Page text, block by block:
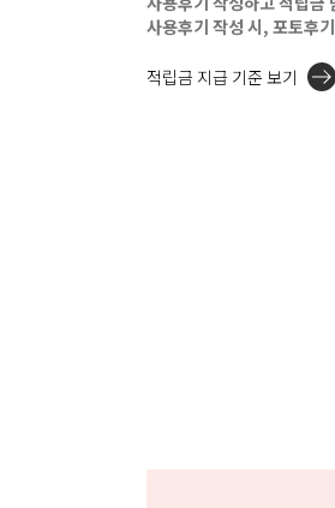
사용후기 작성 시, 포토후
적립금 지급 기준 보기